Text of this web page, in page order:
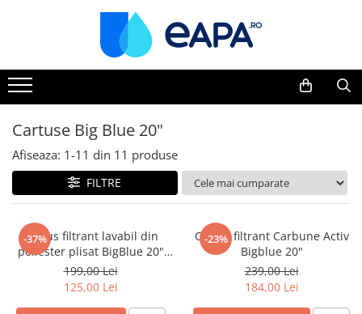
Toate Produsele
Dedurizare
Dedurizator tip Cabinet
Dedurizator Simplex
Dedurizator Duplex
Carcase si filtre
Filtre 5"
Filtre 10"
Filtre 20" slim
Filtre Big Blue 10"
Filtre Big Blue 20"
Cartuse Big Blue 20"
Afiseaza: 1-11 din 11 produse
FILTRE
-37%
Cartus filtrant lavabil din
poliester plisat BigBlue 20"
FCCELxM20B
199,00 Lei
125,00 Lei
-23%
Cartus filtrant Carbune Activ
Bigblue 20"
239,00 Lei
184,00 Lei